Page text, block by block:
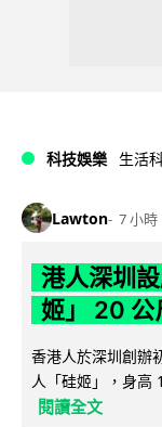
科技娛樂 生活
Lawton 7 小時
港人深圳
姬」 20 公
香港人於深圳創辦
人「硅姬」，身高
閱讀全文